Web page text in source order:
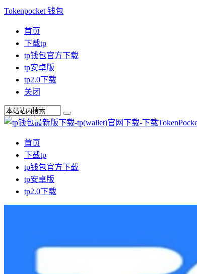
Tokenpocket 钱包
首页
下载tp
tp钱包官方下载
tp安卓版
tp2.0下载
关闭
首页
下载tp
tp钱包官方下载
tp安卓版
tp2.0下载